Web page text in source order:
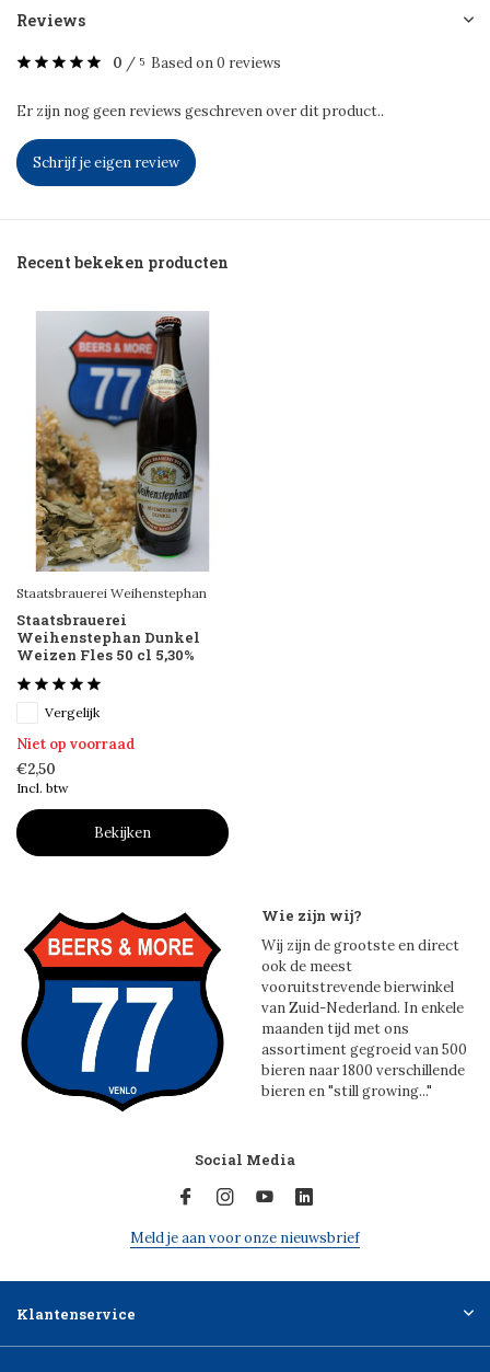
Reviews
0 / 5 Based on 0 reviews
Er zijn nog geen reviews geschreven over dit product..
Schrijf je eigen review
Recent bekeken producten
Staatsbrauerei Weihenstephan
Staatsbrauerei
Weihenstephan Dunkel
Weizen Fles 50 cl 5,30%
Vergelijk
Niet op voorraad
€2,50
Incl. btw
Bekijken
Wie zijn wij?
Wij zijn de grootste en direct
ook de meest
vooruitstrevende bierwinkel
van Zuid-Nederland. In enkele
maanden tijd met ons
assortiment gegroeid van 500
bieren naar 1800 verschillende
bieren en "still growing..."
Social Media
Meld je aan voor onze nieuwsbrief
Klantenservice